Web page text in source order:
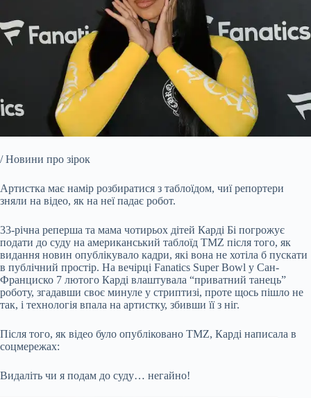
/ Новини про зірок
Артистка має намір розбиратися з таблоїдом, чиї репортери
зняли на відео, як на неї падає робот.
33-річна реперша та мама чотирьох дітей Карді Бі погрожує
подати до суду на американський таблоїд TMZ після того, як
видання новин опублікувало кадри, які вона не хотіла б пускати
в публічний простір. На вечірці Fanatics Super Bowl у Сан-
Франциско 7 лютого Карді влаштувала “приватний танець”
роботу, згадавши своє минуле у стриптизі, проте щось пішло не
так, і технологія впала на артистку, збивши її з ніг.
Після того, як відео було опубліковано TMZ, Карді написала в
соцмережах:
Видаліть чи я подам до суду… негайно!